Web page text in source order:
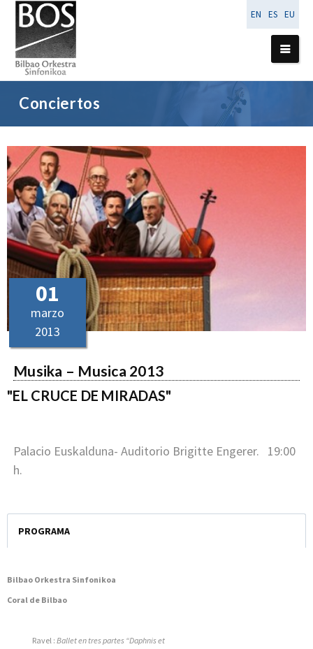
EN ES EU
Conciertos
Musika – Musica 2013
"EL CRUCE DE MIRADAS"
01
marzo
2013
Palacio Euskalduna- Auditorio Brigitte Engerer. 19:00
h.
PROGRAMA
Bilbao Orkestra Sinfonikoa
Coral de Bilbao
Ravel : Ballet en tres partes “Daphnis et